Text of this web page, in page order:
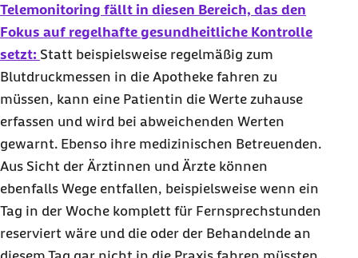
Telemonitoring fällt in diesen Bereich, das den
Fokus auf regelhafte gesundheitliche Kontrolle
setzt: Statt beispielsweise regelmäßig zum
Blutdruckmessen in die Apotheke fahren zu
müssen, kann eine Patientin die Werte zuhause
erfassen und wird bei abweichenden Werten
gewarnt. Ebenso ihre medizinischen Betreuenden.
Aus Sicht der Ärztinnen und Ärzte können
ebenfalls Wege entfallen, beispielsweise wenn ein
Tag in der Woche komplett für Fernsprechstunden
reserviert wäre und die oder der Behandelnde an